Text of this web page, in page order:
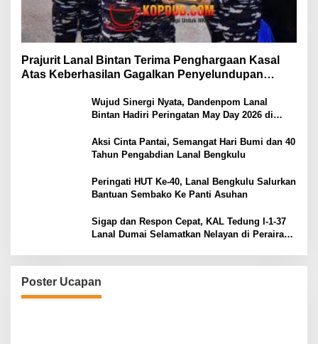
Prajurit Lanal Bintan Terima Penghargaan Kasal
Atas Keberhasilan Gagalkan Penyelundupan
Wujud Sinergi Nyata, Dandenpom Lanal
Bintan Hadiri Peringatan May Day 2026 di
Aksi Cinta Pantai, Semangat Hari Bumi dan 40
Tahun Pengabdian Lanal Bengkulu
Peringati HUT Ke-40, Lanal Bengkulu Salurkan
Bantuan Sembako Ke Panti Asuhan
Sigap dan Respon Cepat, KAL Tedung I-1-37
Lanal Dumai Selamatkan Nelayan di Perairan
Poster Ucapan